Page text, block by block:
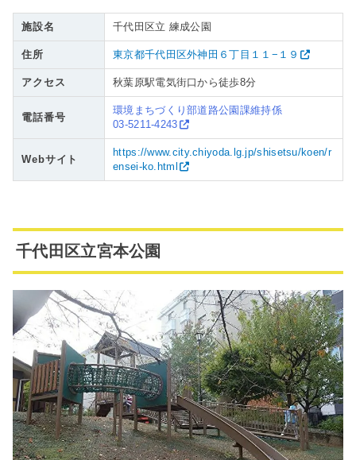
施設名 千代田区立 練成公園
住所 東京都千代田区外神田６丁目１１−１９
アクセス 秋葉原駅電気街口から徒歩8分
電話番号
環境まちづくり部道路公園課維持係
03-5211-4243
Webサイト
https://www.city.chiyoda.lg.jp/shisetsu/koen/r
ensei-ko.html
千代田区立宮本公園